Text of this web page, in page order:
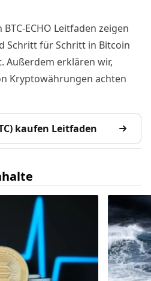
ECHO Leitfaden zeigen
Schritt für Schritt in Bitcoin
Außerdem erklären wir,
Kryptowährungen achten
kaufen Leitfaden